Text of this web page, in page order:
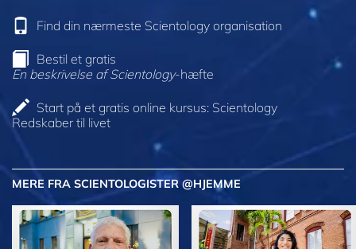
Find din nærmeste Scientology organisation
Bestil et gratis
En beskrivelse af Scientology-hæfte
Start på et gratis online kursus: Scientology
Redskaber til livet
MERE FRA SCIENTOLOGISTER @HJEMME